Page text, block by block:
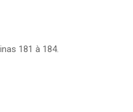
181 à 184.